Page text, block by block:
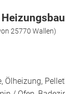
25770 Wallen)